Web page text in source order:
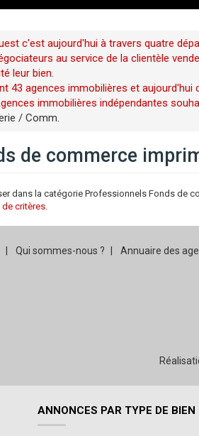
c'est aujourd'hui à travers quatre
au service de la clientèle
leur bien.
43 agences immobilières et
immobilières indépendantes
/ Comm.
de commerce
dans la catégorie Professionnels Fonds de
de critères.
Qui sommes-nous ? Annuaire des
ANNONCES PAR TYPE DE BIEN